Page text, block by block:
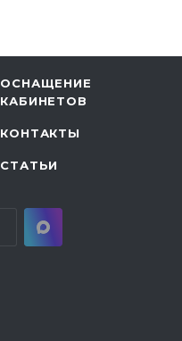
ОСНАЩЕНИЕ
КАБИНЕТОВ
КОНТАКТЫ
СТАТЬИ